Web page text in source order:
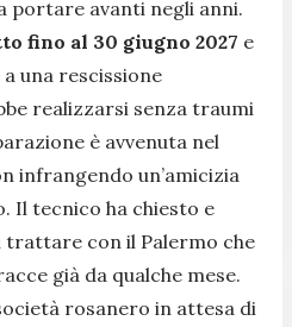
portare avanti negli anni.
fino al 30 giugno 2027 e
una rescissione
realizzarsi senza traumi
è avvenuta nel
infrangendo un’amicizia
Il tecnico ha chiesto e
con il Palermo che
già da qualche mese.
rosanero in attesa di